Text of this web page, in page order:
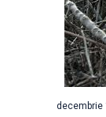
decembrie